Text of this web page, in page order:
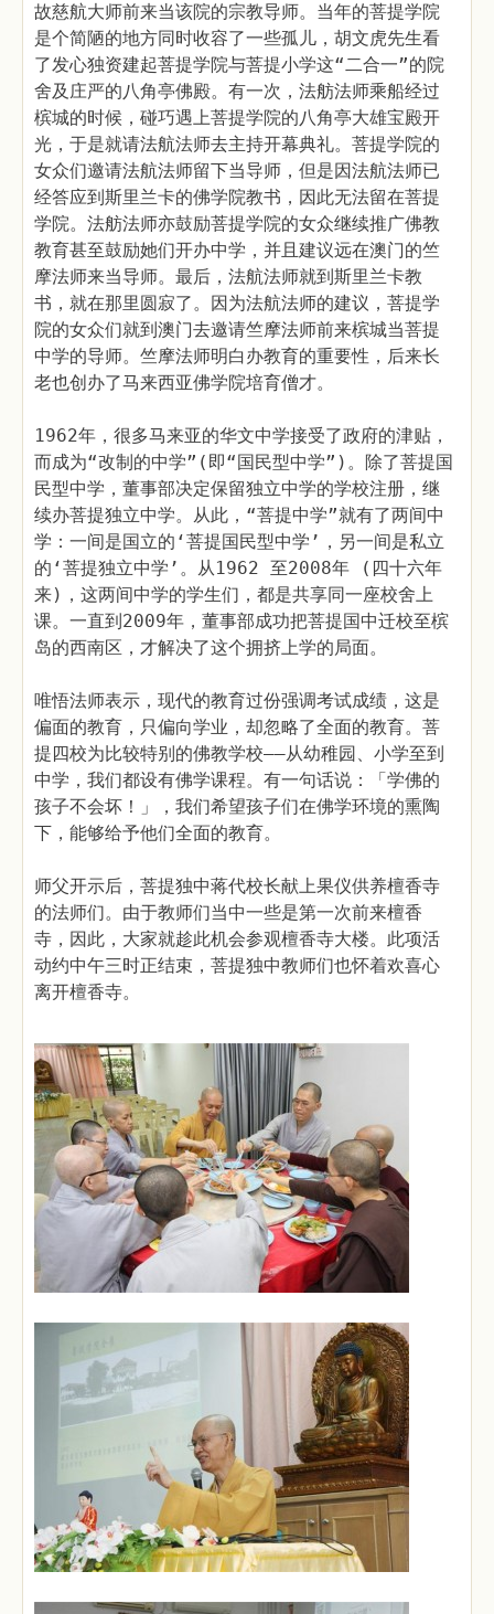
故慈航大师前来当该院的宗教导师。当年的菩提学院
是个简陋的地方同时收容了一些孤儿，胡文虎先生看
了发心独资建起菩提学院与菩提小学这“二合一”的院
舍及庄严的八角亭佛殿。有一次，法舫法师乘船经过
槟城的时候，碰巧遇上菩提学院的八角亭大雄宝殿开
光，于是就请法航法师去主持开幕典礼。菩提学院的
女众们邀请法航法师留下当导师，但是因法航法师已
经答应到斯里兰卡的佛学院教书，因此无法留在菩提
学院。法舫法师亦鼓励菩提学院的女众继续推广佛教
教育甚至鼓励她们开办中学，并且建议远在澳门的竺
摩法师来当导师。最后，法航法师就到斯里兰卡教
书，就在那里圆寂了。因为法航法师的建议，菩提学
院的女众们就到澳门去邀请竺摩法师前来槟城当菩提
中学的导师。竺摩法师明白办教育的重要性，后来长
老也创办了马来西亚佛学院培育僧才。
1962年，很多马来亚的华文中学接受了政府的津贴，
而成为“改制的中学”(即“国民型中学”)。除了菩提国
民型中学，董事部决定保留独立中学的学校注册，继
续办菩提独立中学。从此，“菩提中学”就有了两间中
学：一间是国立的‘菩提国民型中学’，另一间是私立
的‘菩提独立中学’。从1962 至2008年 (四十六年
来)，这两间中学的学生们，都是共享同一座校舍上
课。一直到2009年，董事部成功把菩提国中迁校至槟
岛的西南区，才解决了这个拥挤上学的局面。
唯悟法师表示，现代的教育过份强调考试成绩，这是
偏面的教育，只偏向学业，却忽略了全面的教育。菩
提四校为比较特别的佛教学校——从幼稚园、小学至到
中学，我们都设有佛学课程。有一句话说：「学佛的
孩子不会坏！」，我们希望孩子们在佛学环境的熏陶
下，能够给予他们全面的教育。
师父开示后，菩提独中蒋代校长献上果仪供养檀香寺
的法师们。由于教师们当中一些是第一次前来檀香
寺，因此，大家就趁此机会参观檀香寺大楼。此项活
动约中午三时正结束，菩提独中教师们也怀着欢喜心
离开檀香寺。